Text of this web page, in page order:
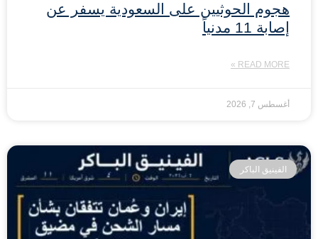
هجوم الحوثيين على السعودية يسفر عن
إصابة 11 مدنياً
READ MORE »
أغسطس 7, 2026
الفينيق الباكر